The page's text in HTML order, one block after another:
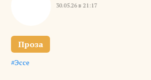
30.05.26 в 21:17
Проза
Эссе